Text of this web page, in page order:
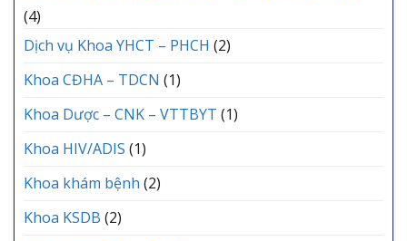
(4)
Dịch vụ Khoa YHCT – PHCH (2)
Khoa CĐHA – TDCN (1)
Khoa Dược – CNK – VTTBYT (1)
Khoa HIV/ADIS (1)
Khoa khám bệnh (2)
Khoa KSDB (2)